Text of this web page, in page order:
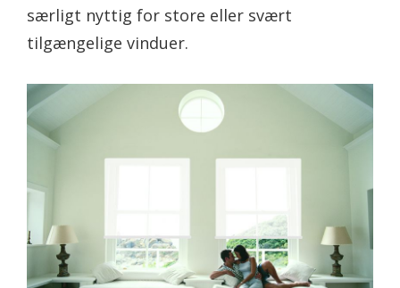
særligt nyttig for store eller svært
tilgængelige vinduer.